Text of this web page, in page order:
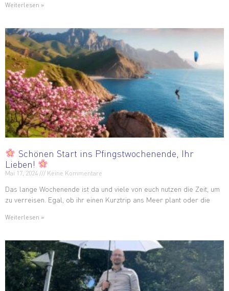
Weiterlesen »
Schönen Start ins Pfingstwochenende, Ihr
Lieben!
Mai 17, 2024 Keine Kommentare
Das lange Wochenende ist da und viele von euch nutzen die Zeit, um
zu verreisen. Egal, ob ihr einen Kurztrip ans Meer plant oder die
Weiterlesen »